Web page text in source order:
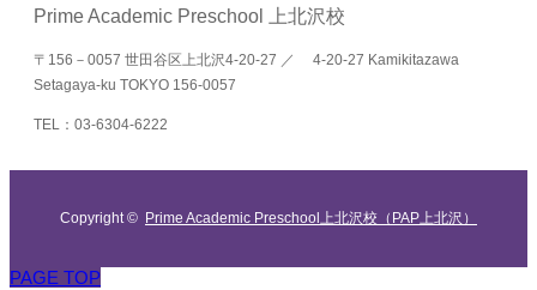
Prime Academic Preschool 上北沢校
〒156－0057 世田谷区上北沢4-20-27 ／ 4-20-27 Kamikitazawa
Setagaya-ku TOKYO 156-0057
TEL：03-6304-6222
Copyright © Prime Academic Preschool上北沢校（PAP上北沢）
PAGE TOP